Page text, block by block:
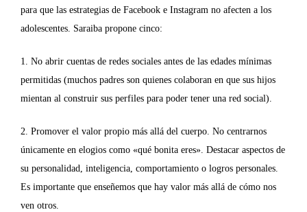
para que las estrategias de Facebook e Instagram no afecten a los
adolescentes. Saraiba propone cinco:
1. No abrir cuentas de redes sociales antes de las edades mínimas
permitidas (muchos padres son quienes colaboran en que sus hijos
mientan al construir sus perfiles para poder tener una red social).
2. Promover el valor propio más allá del cuerpo. No centrarnos
únicamente en elogios como «qué bonita eres». Destacar aspectos de
su personalidad, inteligencia, comportamiento o logros personales.
Es importante que enseñemos que hay valor más allá de cómo nos
ven otros.